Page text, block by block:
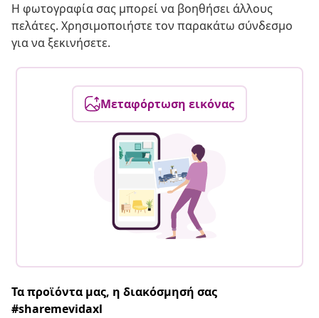
Η φωτογραφία σας μπορεί να βοηθήσει άλλους
πελάτες. Χρησιμοποιήστε τον παρακάτω σύνδεσμο
για να ξεκινήσετε.
Μεταφόρτωση εικόνας
Τα προϊόντα μας, η διακόσμησή σας
#sharemevidaxl